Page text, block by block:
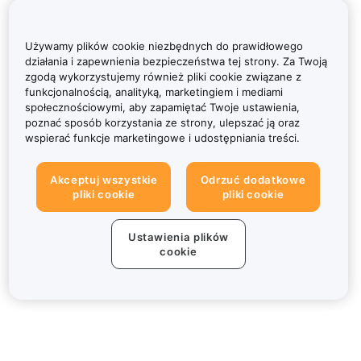
Używamy plików cookie niezbędnych do prawidłowego
działania i zapewnienia bezpieczeństwa tej strony. Za Twoją
zgodą wykorzystujemy również pliki cookie związane z
funkcjonalnością, analityką, marketingiem i mediami
społecznościowymi, aby zapamiętać Twoje ustawienia,
poznać sposób korzystania ze strony, ulepszać ją oraz
wspierać funkcje marketingowe i udostępniania treści.
Akceptuj wszystkie
pliki cookie
Odrzuć dodatkowe
pliki cookie
Ustawienia plików
cookie